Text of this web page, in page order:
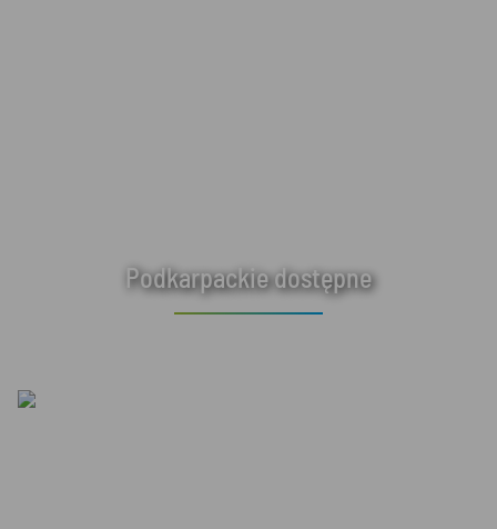
Podkarpackie dostępne